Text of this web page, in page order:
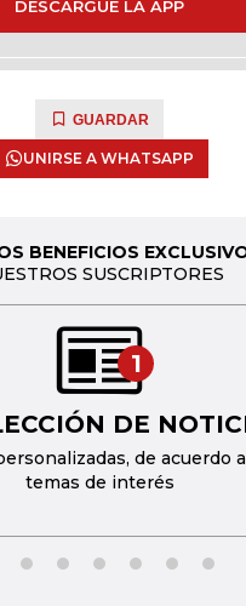
DESCARGUE LA APP
GUARDAR
UNIRSE A WHATSAPP
BENEFICIOS
SUSCRIPTORES
1
DE
de acuerdo
temas de interés